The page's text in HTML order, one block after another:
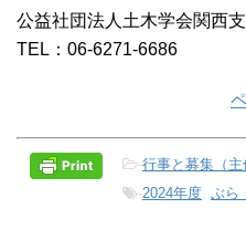
公益社団法人土木学会関西
TEL：06-6271-6686
-行事と募集（主
-2024年度, ぶら